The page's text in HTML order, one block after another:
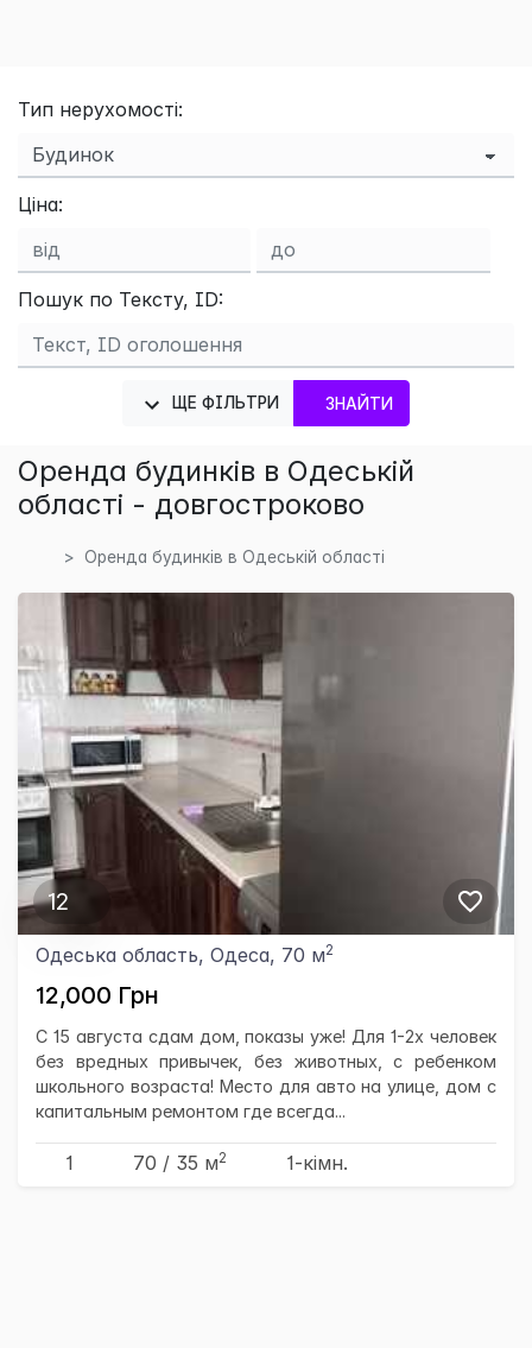
Тип нерухомості:
Ціна:
Пошук по Тексту, ID:
ЩЕ ФІЛЬТРИ ЗНАЙТИ
Оренда будинків в Одеській
області - довгостроково
Оренда будинків в Одеській області
12
Одеська область, Одеса, 70 м2
12,000 Грн
С 15 августа сдам дом, показы уже! Для 1-2х человек
без вредных привычек, без животных, с ребенком
школьного возраста! Место для авто на улице, дом с
капитальным ремонтом где всегда...
1 70 / 35 м2 1-кімн.